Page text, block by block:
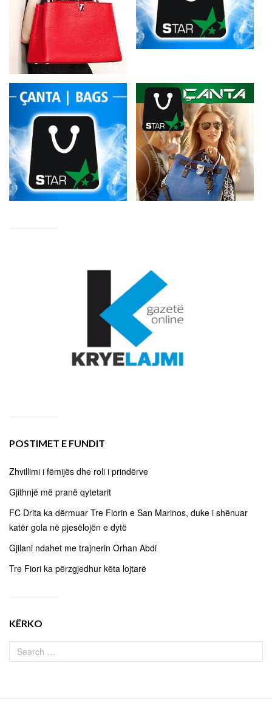
POSTIMET E FUNDIT
Zhvillimi i fëmijës dhe roli i prindërve
Gjithnjë më pranë qytetarit
FC Drita ka dërmuar Tre Fiorin e San Marinos, duke i shënuar
katër gola në pjesëlojën e dytë
Gjilani ndahet me trajnerin Orhan Abdi
Tre Fiori ka përzgjedhur këta lojtarë
KËRKO